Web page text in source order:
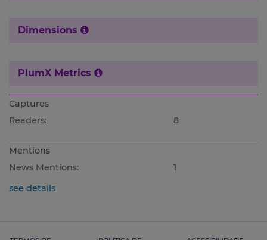
Dimensions
PlumX Metrics
Captures
Readers:
8
Mentions
News Mentions:
1
see details